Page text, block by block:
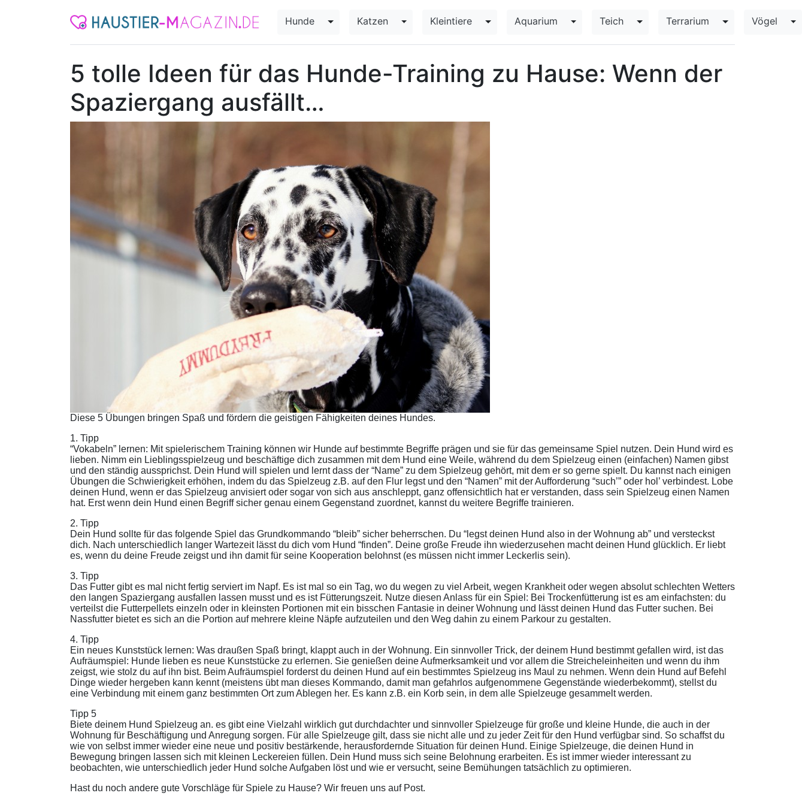
Hunde Toggle Dropdown
Katzen Toggle Dropdown
Kleintiere Toggle Dropdown
Aquarium Toggle Dropdown
Teich Toggle Dropdown
Terrarium Toggle Dropdown
Vögel
5 tolle Ideen für das Hunde-Training zu Hause: Wenn der
Spaziergang ausfällt…
Diese 5 Übungen bringen Spaß und fördern die geistigen Fähigkeiten deines Hundes.
1. Tipp
“Vokabeln” lernen: Mit spielerischem Training können wir Hunde auf bestimmte Begriffe prägen und sie für das gemeinsame Spiel nutzen. Dein Hund wird es
lieben. Nimm ein Lieblingsspielzeug und beschäftige dich zusammen mit dem Hund eine Weile, während du dem Spielzeug einen (einfachen) Namen gibst
und den ständig aussprichst. Dein Hund will spielen und lernt dass der “Name” zu dem Spielzeug gehört, mit dem er so gerne spielt. Du kannst nach einigen
Übungen die Schwierigkeit erhöhen, indem du das Spielzeug z.B. auf den Flur legst und den “Namen” mit der Aufforderung “such’” oder hol’ verbindest. Lobe
deinen Hund, wenn er das Spielzeug anvisiert oder sogar von sich aus anschleppt, ganz offensichtlich hat er verstanden, dass sein Spielzeug einen Namen
hat. Erst wenn dein Hund einen Begriff sicher genau einem Gegenstand zuordnet, kannst du weitere Begriffe trainieren.
2. Tipp
Dein Hund sollte für das folgende Spiel das Grundkommando “bleib” sicher beherrschen. Du “legst deinen Hund also in der Wohnung ab” und versteckst
dich. Nach unterschiedlich langer Wartezeit lässt du dich vom Hund “finden”. Deine große Freude ihn wiederzusehen macht deinen Hund glücklich. Er liebt
es, wenn du deine Freude zeigst und ihn damit für seine Kooperation belohnst (es müssen nicht immer Leckerlis sein).
3. Tipp
Das Futter gibt es mal nicht fertig serviert im Napf. Es ist mal so ein Tag, wo du wegen zu viel Arbeit, wegen Krankheit oder wegen absolut schlechten Wetters
den langen Spaziergang ausfallen lassen musst und es ist Fütterungszeit. Nutze diesen Anlass für ein Spiel: Bei Trockenfütterung ist es am einfachsten: du
verteilst die Futterpellets einzeln oder in kleinsten Portionen mit ein bisschen Fantasie in deiner Wohnung und lässt deinen Hund das Futter suchen. Bei
Nassfutter bietet es sich an die Portion auf mehrere kleine Näpfe aufzuteilen und den Weg dahin zu einem Parkour zu gestalten.
4. Tipp
Ein neues Kunststück lernen: Was draußen Spaß bringt, klappt auch in der Wohnung. Ein sinnvoller Trick, der deinem Hund bestimmt gefallen wird, ist das
Aufräumspiel: Hunde lieben es neue Kunststücke zu erlernen. Sie genießen deine Aufmerksamkeit und vor allem die Streicheleinheiten und wenn du ihm
zeigst, wie stolz du auf ihn bist. Beim Aufräumspiel forderst du deinen Hund auf ein bestimmtes Spielzeug ins Maul zu nehmen. Wenn dein Hund auf Befehl
Dinge wieder hergeben kann kennt (meistens übt man dieses Kommando, damit man gefahrlos aufgenommene Gegenstände wiederbekommt), stellst du
eine Verbindung mit einem ganz bestimmten Ort zum Ablegen her. Es kann z.B. ein Korb sein, in dem alle Spielzeuge gesammelt werden.
Tipp 5
Biete deinem Hund Spielzeug an. es gibt eine Vielzahl wirklich gut durchdachter und sinnvoller Spielzeuge für große und kleine Hunde, die auch in der
Wohnung für Beschäftigung und Anregung sorgen. Für alle Spielzeuge gilt, dass sie nicht alle und zu jeder Zeit für den Hund verfügbar sind. So schaffst du
wie von selbst immer wieder eine neue und positiv bestärkende, herausfordernde Situation für deinen Hund. Einige Spielzeuge, die deinen Hund in
Bewegung bringen lassen sich mit kleinen Leckereien füllen. Dein Hund muss sich seine Belohnung erarbeiten. Es ist immer wieder interessant zu
beobachten, wie unterschiedlich jeder Hund solche Aufgaben löst und wie er versucht, seine Bemühungen tatsächlich zu optimieren.
Hast du noch andere gute Vorschläge für Spiele zu Hause? Wir freuen uns auf Post.